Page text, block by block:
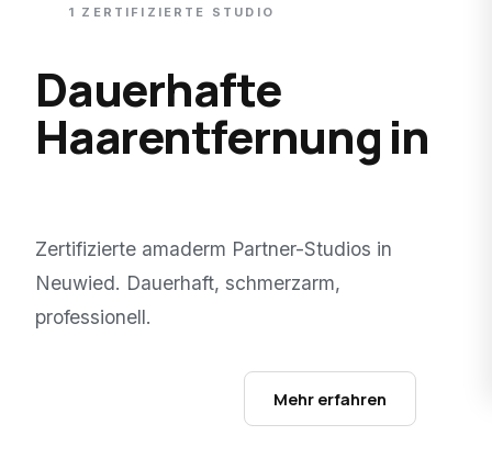
1 ZERTIFIZIERTE STUDIO
Dauerhafte
Haarentfernung in
Zertifizierte amaderm Partner-Studios in
Neuwied. Dauerhaft, schmerzarm,
professionell.
Mehr erfahren